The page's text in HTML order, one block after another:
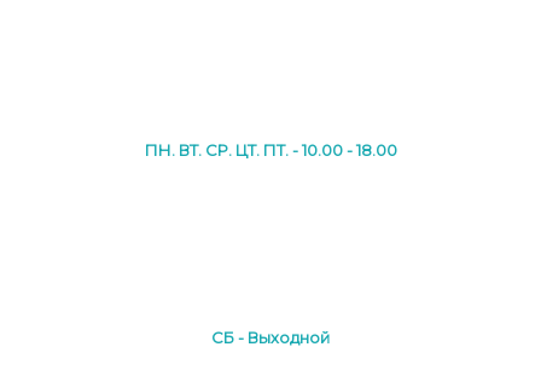
ПН. ВТ. СР. ЦТ. ПТ. - 10.00 - 18.00
СБ - Выходной